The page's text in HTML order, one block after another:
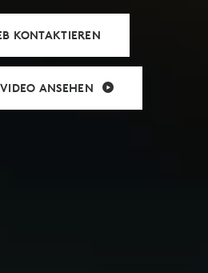
KONTAKTIEREN
ANSEHEN